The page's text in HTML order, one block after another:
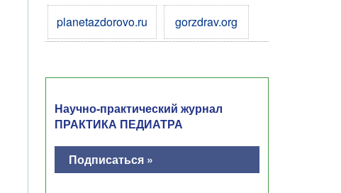
planetazdorovo.ru gorzdrav.org
Научно-практический журнал
ПРАКТИКА ПЕДИАТРА
Подписаться »